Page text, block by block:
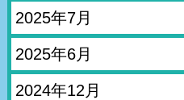
2025年7月
2025年6月
2024年12月